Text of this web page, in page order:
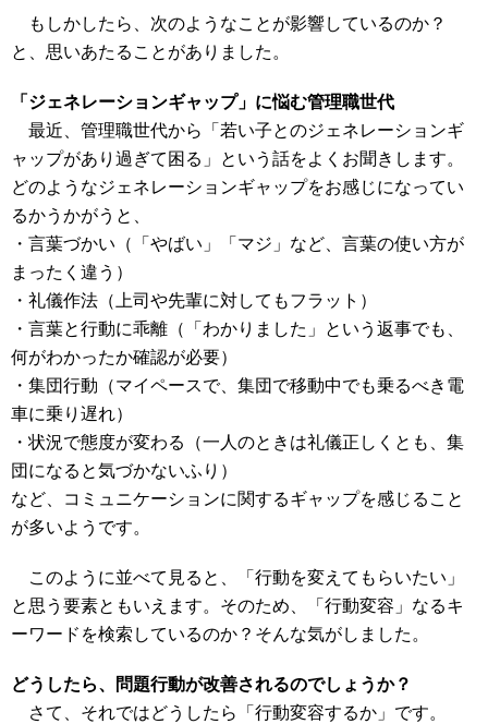
もしかしたら、次のようなことが影響しているのか？
と、思いあたることがありました。
「ジェネレーションギャップ」に悩む管理職世代
最近、管理職世代から「若い子とのジェネレーションギ
ャップがあり過ぎて困る」という話をよくお聞きします。
どのようなジェネレーションギャップをお感じになってい
るかうかがうと、
・言葉づかい（「やばい」「マジ」など、言葉の使い方が
まったく違う）
・礼儀作法（上司や先輩に対してもフラット）
・言葉と行動に乖離（「わかりました」という返事でも、
何がわかったか確認が必要）
・集団行動（マイペースで、集団で移動中でも乗るべき電
車に乗り遅れ）
・状況で態度が変わる（一人のときは礼儀正しくとも、集
団になると気づかないふり）
など、コミュニケーションに関するギャップを感じること
が多いようです。
このように並べて見ると、「行動を変えてもらいたい」
と思う要素ともいえます。そのため、「行動変容」なるキ
ーワードを検索しているのか？そんな気がしました。
どうしたら、問題行動が改善されるのでしょうか？
さて、それではどうしたら「行動変容するか」です。